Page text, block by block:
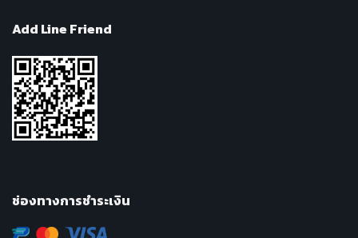
Add Line Friend
ช่องทางการชำระเงิน